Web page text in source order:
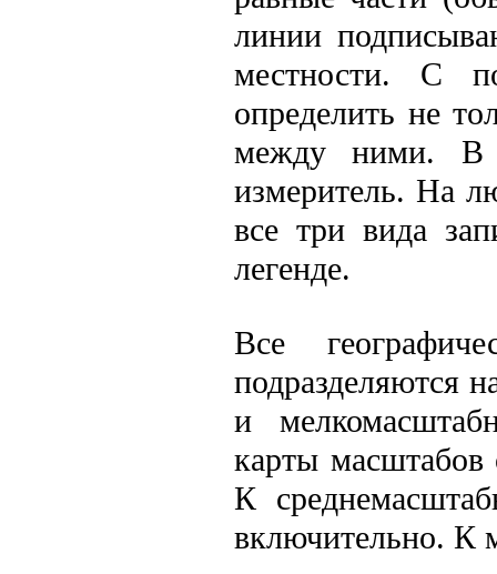
линии
местности. С
определить не
между ними. В
измеритель. На
все три вида
легенде.
Все
подразделяются
и
карты
К
включительно. К